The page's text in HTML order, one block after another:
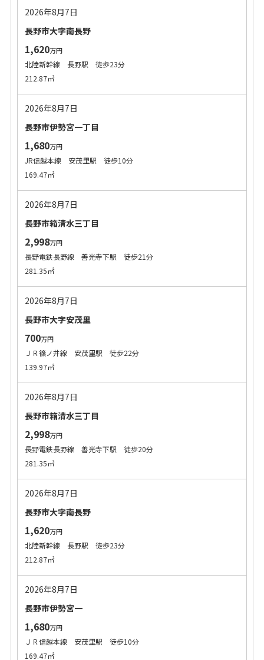
2026年8月7日
長野市大字南長野
1,620万円
北陸新幹線 長野駅 徒歩23分
212.87㎡
2026年8月7日
長野市伊勢宮一丁目
1,680万円
JR信越本線 安茂里駅 徒歩10分
169.47㎡
2026年8月7日
長野市箱清水三丁目
2,998万円
長野電鉄長野線 善光寺下駅 徒歩21分
281.35㎡
2026年8月7日
長野市大字安茂里
700万円
ＪＲ篠ノ井線 安茂里駅 徒歩22分
139.97㎡
2026年8月7日
長野市箱清水三丁目
2,998万円
長野電鉄長野線 善光寺下駅 徒歩20分
281.35㎡
2026年8月7日
長野市大字南長野
1,620万円
北陸新幹線 長野駅 徒歩23分
212.87㎡
2026年8月7日
長野市伊勢宮一
1,680万円
ＪＲ信越本線 安茂里駅 徒歩10分
169.47㎡